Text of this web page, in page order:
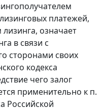
платежей,
означает
в связи с
сторонами своих
кодекса
чего залог
применительно к п.
Российской